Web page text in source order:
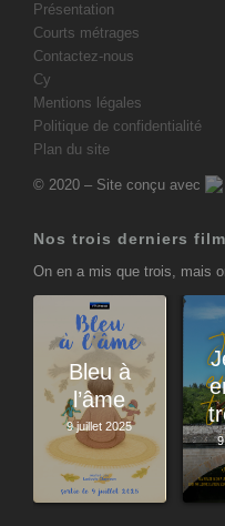
Présentation
Courts métrages
Contactez-nous
Cy
Mentions légales
Politique de confidentialité
Plan du site
© 2020 – Site conçu avec
Nos trois derniers
On en a mis que trois, mais
Bleu à
l’âme
9 juillet 2025